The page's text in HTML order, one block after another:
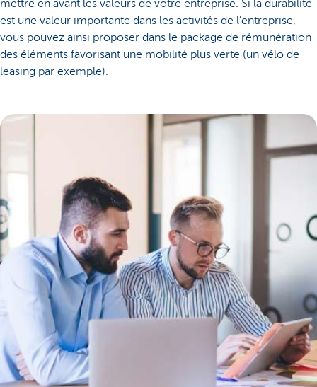
mettre en avant les valeurs de votre entreprise. Si la durabilité
est une valeur importante dans les activités de l’entreprise,
vous pouvez ainsi proposer dans le package de rémunération
des éléments favorisant une mobilité plus verte (un vélo de
leasing par exemple).